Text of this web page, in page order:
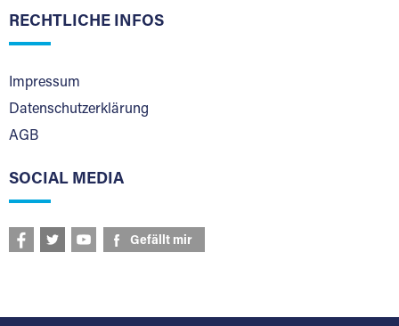
RECHTLICHE INFOS
Impressum
Datenschutzerklärung
AGB
SOCIAL MEDIA
Gefällt mir